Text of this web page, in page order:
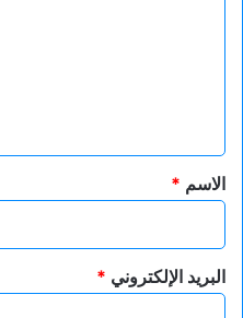
*
الاسم *
البريد الإلكتروني *